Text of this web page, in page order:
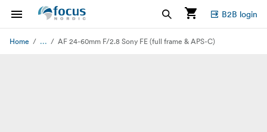
B2B login
Home ... AF 24-60mm F/2.8 Sony FE (full frame & APS-C)